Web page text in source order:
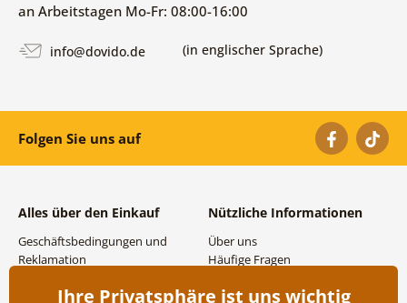
an Arbeitstagen Mo-Fr: 08:00-16:00
info@dovido.de (in englischer Sprache)
Folgen Sie uns auf
Alles über den Einkauf
Geschäftsbedingungen und
Reklamation
Versand- und
Nützliche Informationen
Über uns
Häufige Fragen
Großhandel und
Ihre Privatsphäre ist uns wichtig